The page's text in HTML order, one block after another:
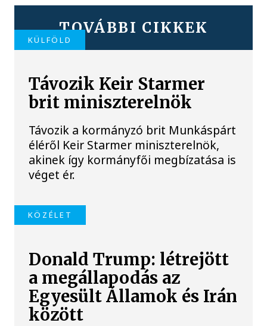
TOVÁBBI CIKKEK
KÜLFÖLD
Távozik Keir Starmer
brit miniszterelnök
Távozik a kormányzó brit Munkáspárt
éléről Keir Starmer miniszterelnök,
akinek így kormányfői megbízatása is
véget ér.
KÖZÉLET
Donald Trump: létrejött
a megállapodás az
Egyesült Államok és Irán
között